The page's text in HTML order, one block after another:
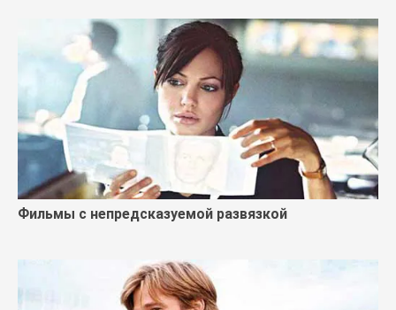
Фильмы с непредсказуемой развязкой